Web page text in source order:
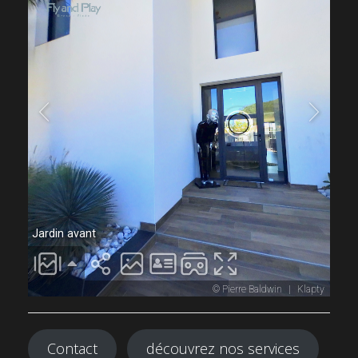
Contact découvrez nos services